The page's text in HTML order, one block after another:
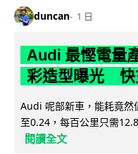
duncan 1 日
Audi 最慳電
彩造型曝光 快
Audi 呢部新車，能耗竟
至0.24，每百公里只需
閱讀全文